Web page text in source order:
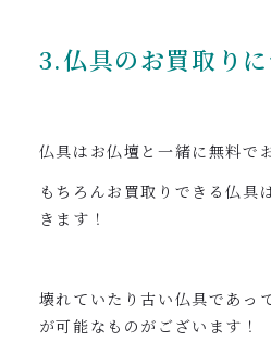
3.仏具のお買取り
仏具はお仏壇と一緒に無料で
もちろんお買取りできる仏具
きます！
壊れていたり古い仏具であっ
が可能なものがございます！